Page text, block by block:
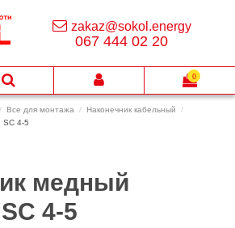
Все для монтажа
Наконечник кабельный
SC 4-5
медный
4-5
zakaz@sokol.energy
067 444 02 20
0